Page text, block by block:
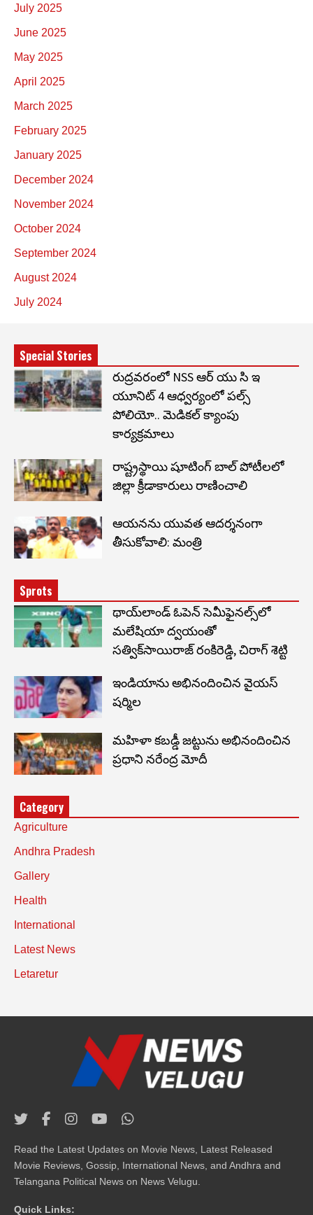
July 2025
June 2025
May 2025
April 2025
March 2025
February 2025
January 2025
December 2024
November 2024
October 2024
September 2024
August 2024
July 2024
Special Stories
రుద్రవరంలో NSS ఆర్ యు సి ఇ
యూనిట్ 4 ఆధ్వర్యంలో పల్స్
పోలియో.. మెడికల్ క్యాంపు
కార్యక్రమాలు
రాష్ట్రస్థాయి షూటింగ్ బాల్ పోటీలలో
జిల్లా క్రీడాకారులు రాణించాలి
ఆయనను యువత ఆదర్శనంగా
తీసుకోవాలి: మంత్రి
Sprots
థాయ్‌లాండ్ ఓపెన్ సెమీఫైనల్స్‌లో
మలేషియా ద్వయంతో
సత్విక్‌సాయిరాజ్ రంకిరెడ్డి, చిరాగ్ శెట్టి
ఇండియాను అభినందించిన వైయస్
షర్మిల
మహిళా కబడ్డీ జట్టును అభినందించిన
ప్రధాని నరేంద్ర మోదీ
Category
Agriculture
Andhra Pradesh
Gallery
Health
International
Latest News
Letaretur
Read the Latest Updates on Movie News, Latest Released
Movie Reviews, Gossip, International News, and Andhra and
Telangana Political News on News Velugu.
Quick Links: